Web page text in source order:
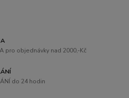
pro objednávky nad 2000,-Kč
do 24 hodin